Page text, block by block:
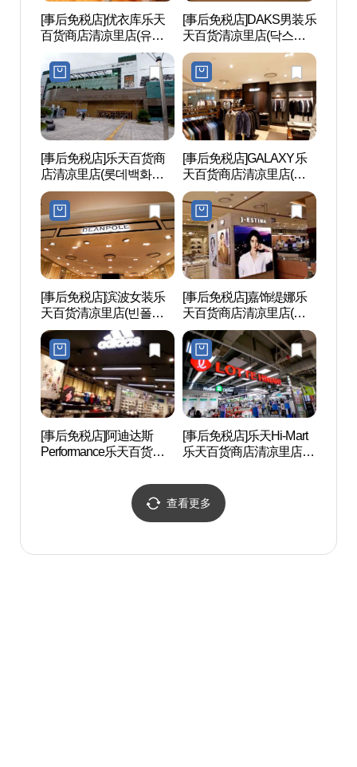
[事后免税店]优衣库乐天
百货商店清凉里店(유니
클로 롯데백화점 청량리
점)
[事后免税店]DAKS男装乐
天百货清凉里店(닥스남
성 롯데백화점 청량리점)
[事后免税店]乐天百货商
店清凉里店(롯데백화점
청량리점)
[事后免税店]GALAXY乐
天百货商店清凉里店(갤
럭시 롯데백화점 청량리
점)
[事后免税店]滨波女装乐
天百货清凉里店(빈폴레
이디스 롯데백화점 청량
리점)
[事后免税店]嘉饰缇娜乐
天百货商店清凉里店(제
이에스티나 롯데백화점
청량리점)
[事后免税店]阿迪达斯
Performance乐天百货清
스 롯데백화점 청량리점)
[事后免税店]乐天Hi-Mart
乐天百货商店清凉里店
점 청량리점)
查看更多